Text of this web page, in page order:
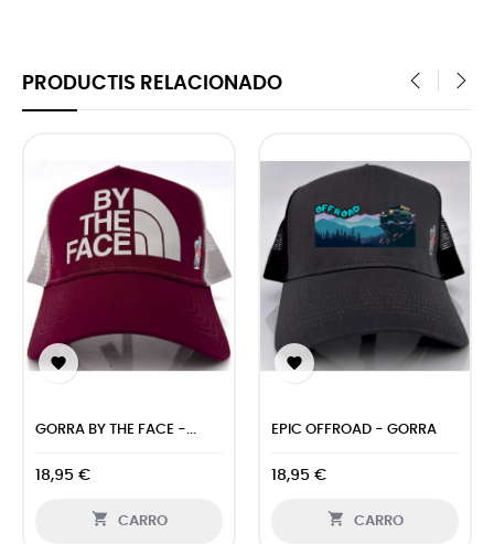
PRODUCTIS RELACIONADO

GORRA BY THE FACE -...
18,95 €
 CARRO

EPIC OFFROAD - GORRA
18,95 €
 CARRO